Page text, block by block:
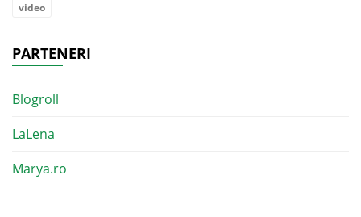
video
PARTENERI
Blogroll
LaLena
Marya.ro